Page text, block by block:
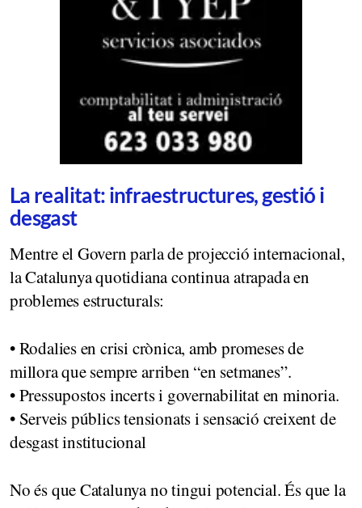
La realitat: infraestructures, gestió i
desgast
Mentre el Govern parla de projecció internacional,
la Catalunya quotidiana continua atrapada en
problemes estructurals:
• Rodalies en crisi crònica, amb promeses de
millora que sempre arriben “en setmanes”.
• Pressupostos incerts i governabilitat en minoria.
• Serveis públics tensionats i sensació creixent de
desgast institucional
No és que Catalunya no tingui potencial. És que la